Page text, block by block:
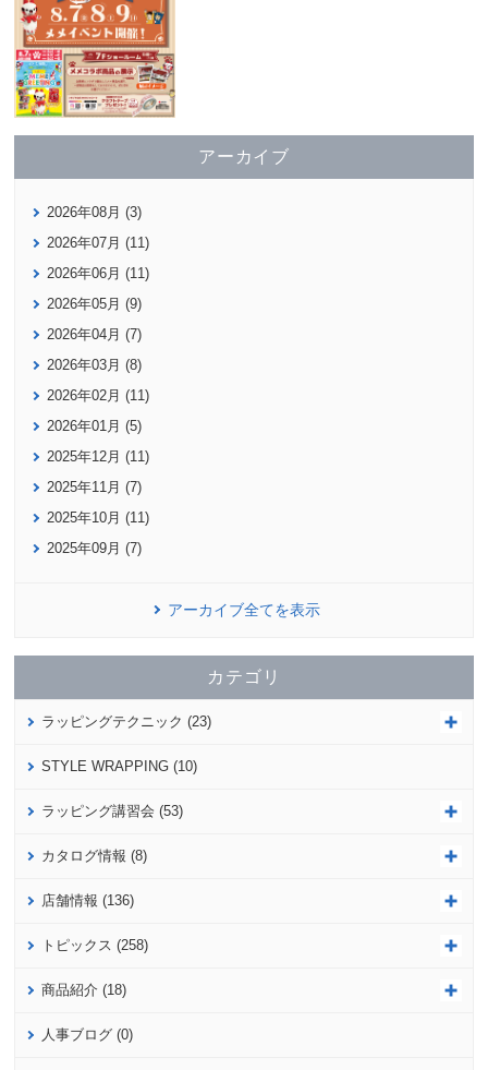
アーカイブ
2026年08月 (3)
2026年07月 (11)
2026年06月 (11)
2026年05月 (9)
2026年04月 (7)
2026年03月 (8)
2026年02月 (11)
2026年01月 (5)
2025年12月 (11)
2025年11月 (7)
2025年10月 (11)
2025年09月 (7)
アーカイブ全てを表示
カテゴリ
ラッピングテクニック (23)
STYLE WRAPPING (10)
ラッピング講習会 (53)
カタログ情報 (8)
店舗情報 (136)
トピックス (258)
商品紹介 (18)
人事ブログ (0)